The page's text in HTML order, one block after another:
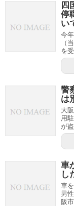
四
停
い
今
（
を
警
は
大
用
が
車
し
車
男
阪